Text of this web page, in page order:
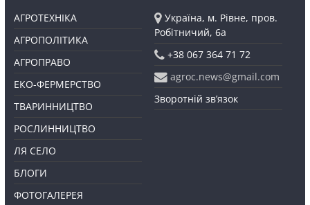
АГРОТЕХНІКА
АГРОПОЛІТИКА
АГРОПРАВО
ЕКО-ФЕРМЕРСТВО
ТВАРИННИЦТВО
РОСЛИННИЦТВО
ЛЯ СЕЛО
БЛОГИ
ФОТОГАЛЕРЕЯ
Україна, м. Рівне, пров.
Робітничий, 6а
+38 067 364 71 72
agroc.news@gmail.com
Зворотній зв’язок